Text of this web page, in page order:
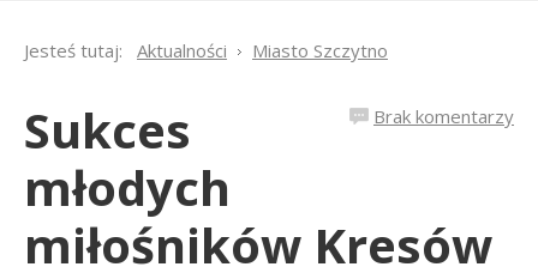
Jesteś tutaj: Aktualności Miasto Szczytno
Brak komentarzy
Sukces
młodych
miłośników Kresów